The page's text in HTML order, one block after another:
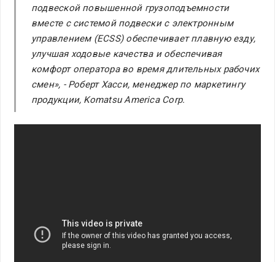
подвеской повышенной грузоподъемности
вместе с системой подвески с электронным
управлением (ECSS) обеспечивает плавную езду,
улучшая ходовые качества и обеспечивая
комфорт оператора во время длительных рабочих
смен», - Роберт Хасси, менеджер по маркетингу
продукции, Komatsu America Corp.